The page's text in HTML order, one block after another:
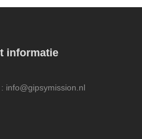
informatie
info@gipsymission.nl